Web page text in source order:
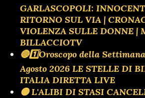
GARLASCOPOLI:
RITORNO SUL VIA |
VIOLENZA SULLE DONNE |
BILLACCIOTV
🔴1️⃣Oroscopo della
Agosto 2026 LE STELLE DI
ITALIA DIRETTA LIVE
🟡 L'ALIBI DI STASI